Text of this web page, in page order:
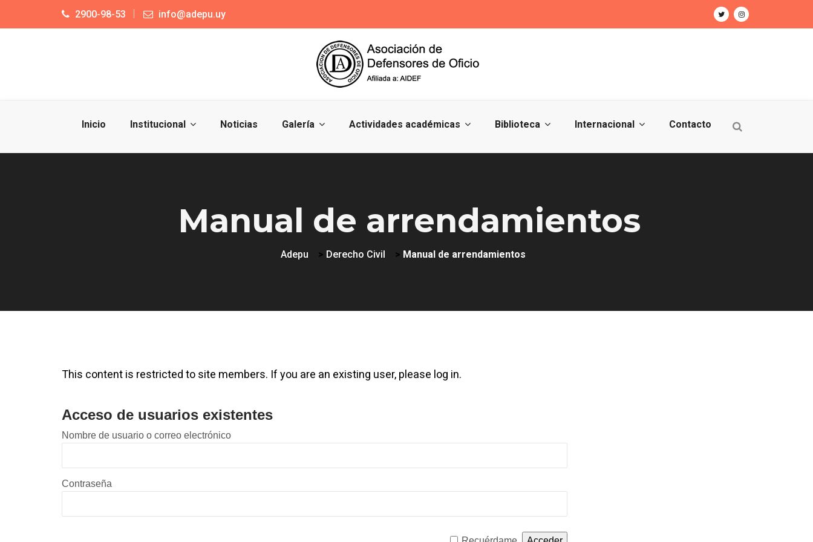
2900-98-53 info@adepu.uy
Inicio Institucional Noticias Galería Actividades académicas Biblioteca Internacional Contacto
Manual de arrendamientos
Adepu > Derecho Civil > Manual de arrendamientos
This content is restricted to site members. If you are an existing user, please log in.
Acceso de usuarios existentes
Nombre de usuario o correo electrónico
Contraseña